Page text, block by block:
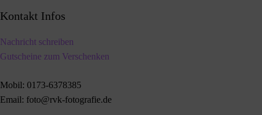
Kontakt Infos
Nachricht schreiben
Gutscheine zum Verschenken
Mobil: 0173-6378385
Email: foto@rvk-fotografie.de